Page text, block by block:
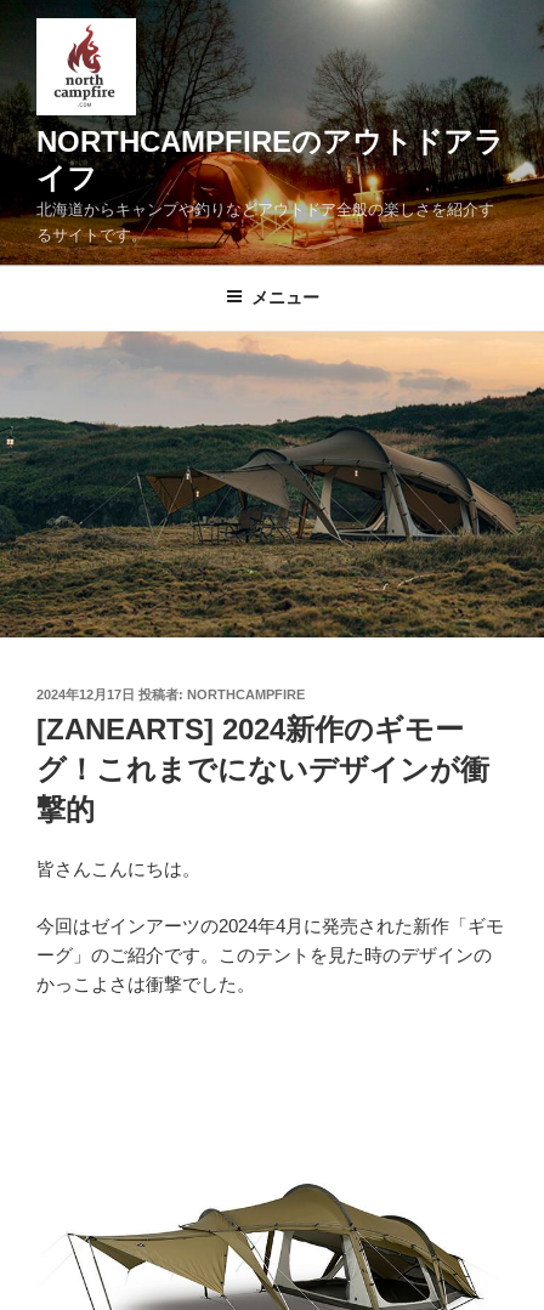
ン
ツ
へ
キ
ッ
NORTHCAMPFIREのアウトドアラ
イフ
北海道からキャンプや釣りなどアウトドア全般の楽しさを紹介す
るサイトです。
メニュー
投
稿
日:
2024年12月17日 投稿者: NORTHCAMPFIRE
[ZANEARTS] 2024新作のギモー
グ！これまでにないデザインが衝
撃的
皆さんこんにちは。
今回はゼインアーツの2024年4月に発売された新作「ギモ
ーグ」のご紹介です。このテントを見た時のデザインの
かっこよさは衝撃でした。